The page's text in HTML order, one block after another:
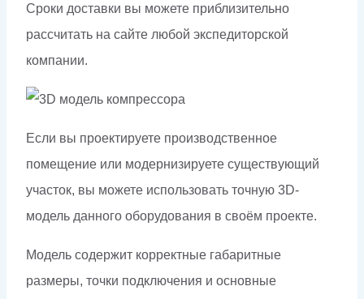
Сроки доставки вы можете приблизительно
рассчитать на сайте любой экспедиторской
компании.
Если вы проектируете производственное
помещение или модернизируете существующий
участок, вы можете использовать точную 3D-
модель данного оборудования в своём проекте.
Модель содержит корректные габаритные
размеры, точки подключения и основные